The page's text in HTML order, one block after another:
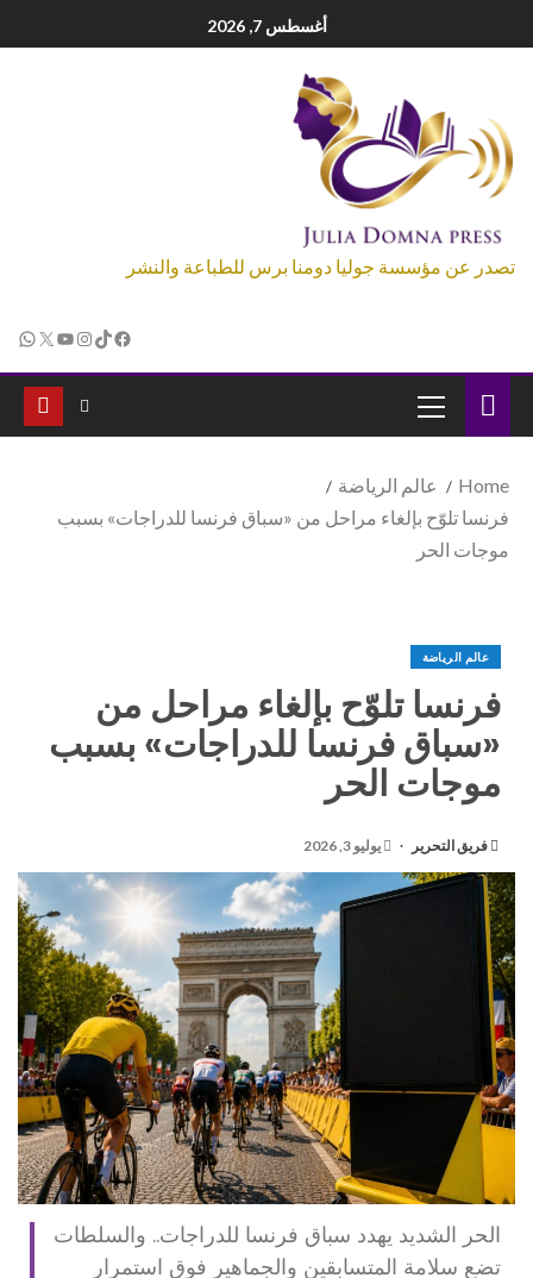
أغسطس 7, 2026
تصدر عن مؤسسة جوليا دومنا برس للطباعة والنشر
Home
عالم الرياضة
فرنسا تلوّح بإلغاء مراحل من «سباق فرنسا للدراجات» بسبب
موجات الحر
عالم الرياضة
فرنسا تلوّح بإلغاء مراحل من
«سباق فرنسا للدراجات» بسبب
موجات الحر
فريق التحرير يوليو 3, 2026
الحر الشديد يهدد سباق فرنسا للدراجات.. والسلطات
تضع سلامة المتسابقين والجماهير فوق استمرار